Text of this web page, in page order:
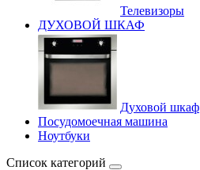
Телевизоры
ДУХОВОЙ ШКАФ
Духовой шкаф
Посудомоечная машина
Ноутбуки
Список категорий